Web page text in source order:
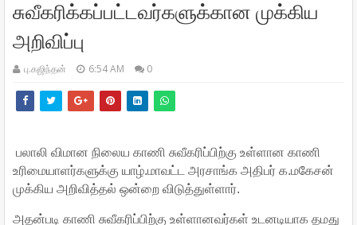
சுவீகரிக்கப்பட்டவர்களுக்கான முக்கிய
அறிவிப்பு
பு.கஜிந்தன் 6:54 AM 0
பலாலி விமான நிலைய காணி சுவீகரிப்பிற்கு உள்ளான காணி
உரிமையாளர்களுக்கு யாழ்.மாவட்ட அரசாங்க அதிபர் க.மகேசன்
முக்கிய அறிவித்தல் ஒன்றை விடுத்துள்ளார்.
அதன்படி காணி சுவீகரிப்பிற்கு உள்ளானவர்கள் உடனடியாக தமது